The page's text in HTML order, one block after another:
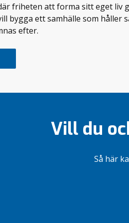
friheten att forma sitt eget liv
bygga ett samhälle som håller
efter.
Vill du
Så här